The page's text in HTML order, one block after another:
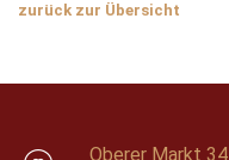
zurück zur Übersicht
Oberer Markt 34